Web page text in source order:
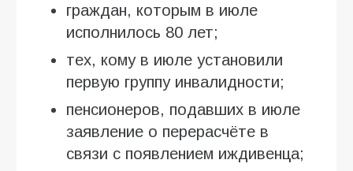
граждан, которым в июле
исполнилось 80 лет;
тех, кому в июле установили
первую группу инвалидности;
пенсионеров, подавших в июле
заявление о перерасчёте в
связи с появлением иждивенца;